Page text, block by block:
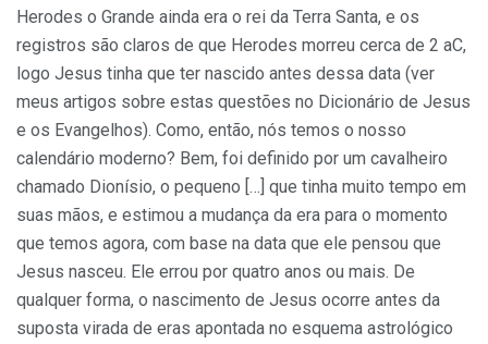
Herodes o Grande ainda era o rei da Terra Santa, e os
registros são claros de que Herodes morreu cerca de 2 aC,
logo Jesus tinha que ter nascido antes dessa data (ver
meus artigos sobre estas questões no Dicionário de Jesus
e os Evangelhos). Como, então, nós temos o nosso
calendário moderno? Bem, foi definido por um cavalheiro
chamado Dionísio, o pequeno […] que tinha muito tempo em
suas mãos, e estimou a mudança da era para o momento
que temos agora, com base na data que ele pensou que
Jesus nasceu. Ele errou por quatro anos ou mais. De
qualquer forma, o nascimento de Jesus ocorre antes da
suposta virada de eras apontada no esquema astrológico